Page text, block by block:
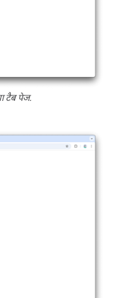
टैब पेज.